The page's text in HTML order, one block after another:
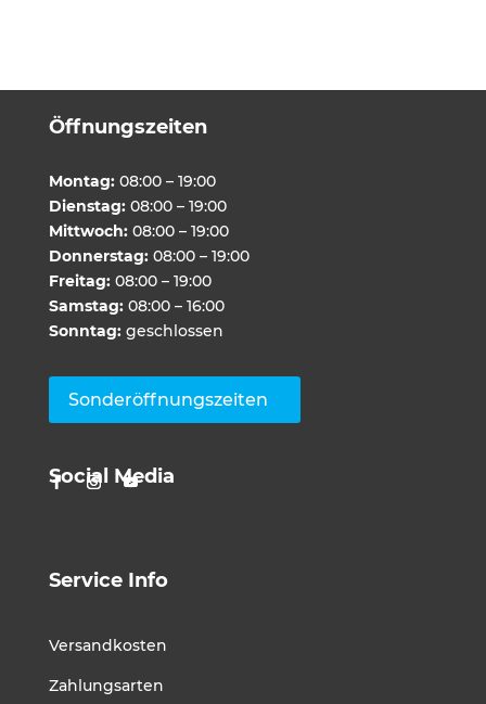
Öffnungszeiten
Montag: 08:00 – 19:00
Dienstag: 08:00 – 19:00
Mittwoch: 08:00 – 19:00
Donnerstag: 08:00 – 19:00
Freitag: 08:00 – 19:00
Samstag: 08:00 – 16:00
Sonntag: geschlossen
Sonderöffnungszeiten
Social Media
Service Info
Versandkosten
Zahlungsarten